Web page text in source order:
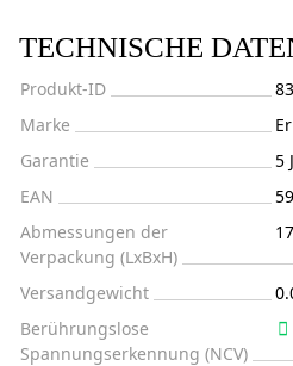
TECHNISCHE
Produkt-ID
Marke
Garantie
5
EAN
Abmessungen der
Verpackung (LxBxH)
Versandgewicht
Berührungslose
Spannungserkennung (NCV)